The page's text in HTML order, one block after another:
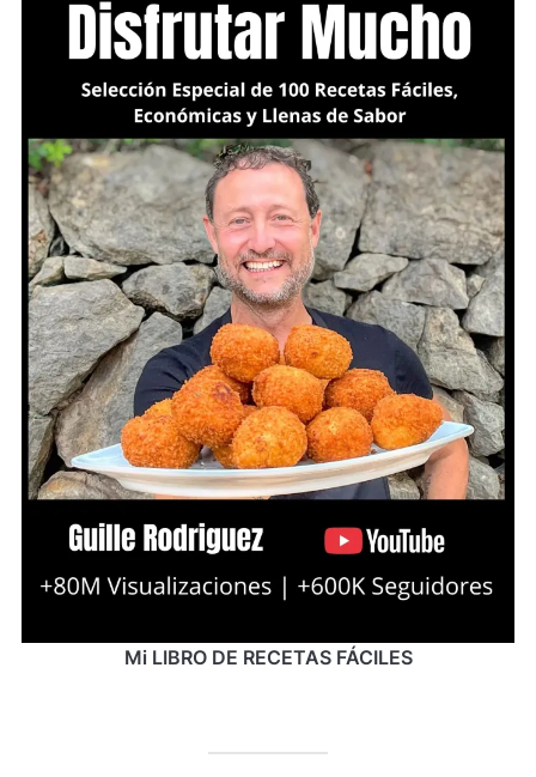
Mi LIBRO DE RECETAS FÁCILES